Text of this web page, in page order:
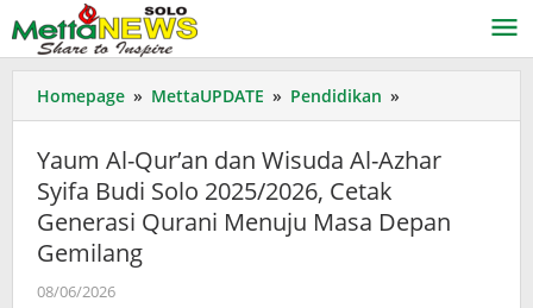
ke
konten
Homepage » MettaUPDATE » Pendidikan »
Al-
dan
Al-
Azhar
Yaum Al-Qur’an dan Wisuda Al-Azhar
Syifa Budi Solo 2025/2026, Cetak
Generasi Qurani Menuju Masa Depan
Gemilang
08/06/2026